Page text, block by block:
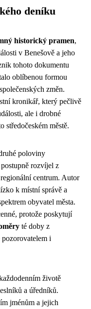
deníku
historický pramen,
v Benešově a jeho
tohoto dokumentu
oblíbenou formou
změn.
kronikář, který pečlivě
ale i drobné
městě.
poloviny
rozvíjel z
centrum. Autor
k místní správě a
obyvatel města.
protože poskytují
té doby z
i
životě
a úředníků.
jménům a jejich